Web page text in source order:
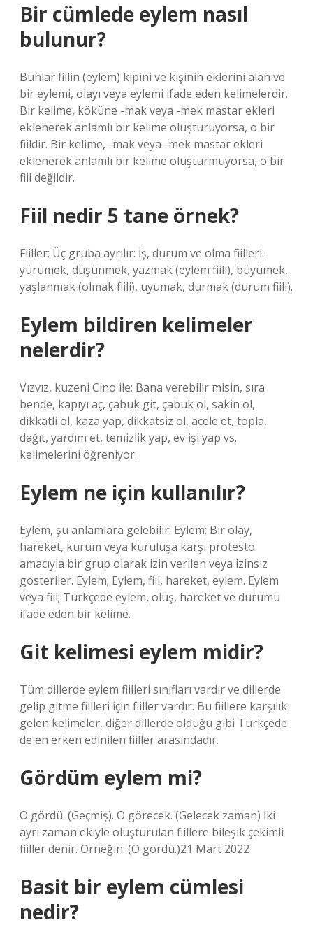
Bir cümlede eylem nasıl
bulunur?
Bunlar fiilin (eylem) kipini ve kişinin eklerini alan ve
bir eylemi, olayı veya eylemi ifade eden kelimelerdir.
Bir kelime, köküne -mak veya -mek mastar ekleri
eklenerek anlamlı bir kelime oluşturuyorsa, o bir
fiildir. Bir kelime, -mak veya -mek mastar ekleri
eklenerek anlamlı bir kelime oluşturmuyorsa, o bir
fiil değildir.
Fiil nedir 5 tane örnek?
Fiiller; Üç gruba ayrılır: İş, durum ve olma fiilleri:
yürümek, düşünmek, yazmak (eylem fiili), büyümek,
yaşlanmak (olmak fiili), uyumak, durmak (durum fiili).
Eylem bildiren kelimeler
nelerdir?
Vızvız, kuzeni Cino ile; Bana verebilir misin, sıra
bende, kapıyı aç, çabuk git, çabuk ol, sakin ol,
dikkatli ol, kaza yap, dikkatsiz ol, acele et, topla,
dağıt, yardım et, temizlik yap, ev işi yap vs.
kelimelerini öğreniyor.
Eylem ne için kullanılır?
Eylem, şu anlamlara gelebilir: Eylem; Bir olay,
hareket, kurum veya kuruluşa karşı protesto
amacıyla bir grup olarak izin verilen veya izinsiz
gösteriler. Eylem; Eylem, fiil, hareket, eylem. Eylem
veya fiil; Türkçede eylem, oluş, hareket ve durumu
ifade eden bir kelime.
Git kelimesi eylem midir?
Tüm dillerde eylem fiilleri sınıfları vardır ve dillerde
gelip gitme fiilleri için fiiller vardır. Bu fiillere karşılık
gelen kelimeler, diğer dillerde olduğu gibi Türkçede
de en erken edinilen fiiller arasındadır.
Gördüm eylem mi?
O gördü. (Geçmiş). O görecek. (Gelecek zaman) İki
ayrı zaman ekiyle oluşturulan fiillere bileşik çekimli
fiiller denir. Örneğin: (O gördü.)21 Mart 2022
Basit bir eylem cümlesi
nedir?